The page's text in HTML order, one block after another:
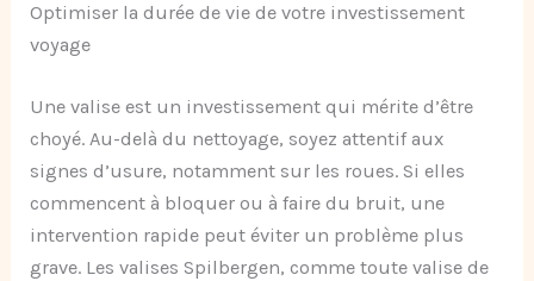
Optimiser la durée de vie de votre investissement
voyage
Une valise est un investissement qui mérite d’être
choyé. Au-delà du nettoyage, soyez attentif aux
signes d’usure, notamment sur les roues. Si elles
commencent à bloquer ou à faire du bruit, une
intervention rapide peut éviter un problème plus
grave. Les valises Spilbergen, comme toute valise de